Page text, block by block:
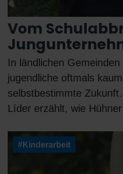
Vom
In ländlichen
jugendliche oftmals
selbstbestimmte
Líder erzählt, wie
#Kinderarbeit